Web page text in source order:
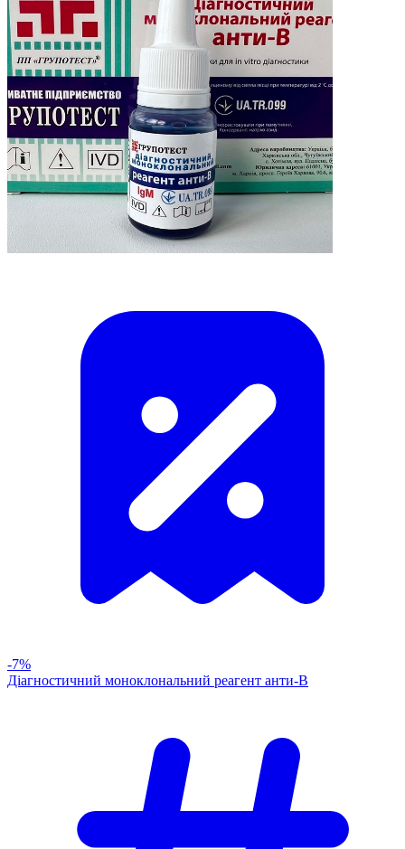
-7%
Діагностичний моноклональний реагент анти-В